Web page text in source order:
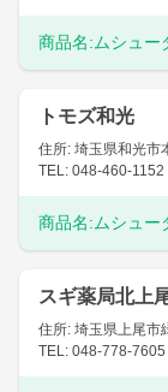
商品名: ムシュー
トモズ和光
住所: 埼玉県和光市
TEL: 048-460-1152
商品名: ムシュー
スギ薬局北上
住所: 埼玉県上尾市
TEL: 048-778-7605